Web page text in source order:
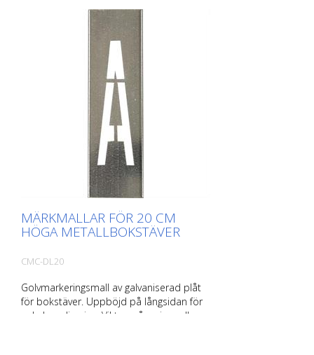
MÄRKMALLAR FÖR 20 CM
HÖGA METALLBOKSTÄVER
CMC-DL20
Golvmarkeringsmall av galvaniserad plåt
för bokstäver. Uppböjd på långsidan för
enkel applicering. Vikten på varje mall